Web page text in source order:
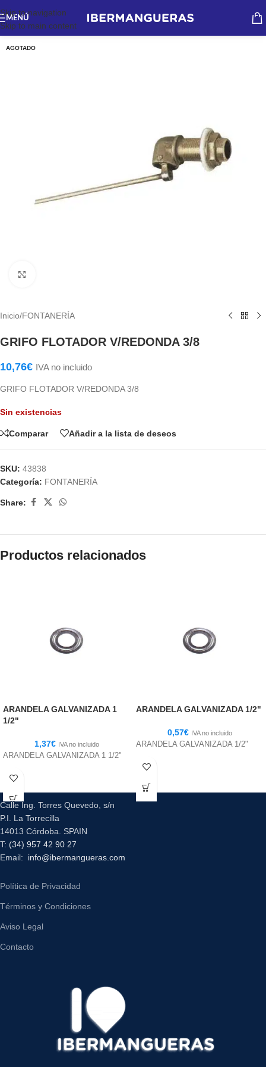
Skip to navigation
Skip to main content
MENÚ
AGOTADO
Inicio/FONTANERÍA
GRIFO FLOTADOR V/REDONDA 3/8
10,76€ IVA no incluido
GRIFO FLOTADOR V/REDONDA 3/8
Sin existencias
Comparar Añadir a la lista de deseos
SKU: 43838
Categoría: FONTANERÍA
Share:
Productos relacionados
ARANDELA GALVANIZADA 1
1/2"
1,37€ IVA no incluido
ARANDELA GALVANIZADA 1 1/2"
ARANDELA GALVANIZADA 1/2"
0,57€ IVA no incluido
ARANDELA GALVANIZADA 1/2"
Calle Ing. Torres Quevedo, s/n
P.I. La Torrecilla
14013 Córdoba. SPAIN
T: (34) 957 42 90 27
Email: info@ibermangueras.com
Política de Privacidad
Términos y Condiciones
Aviso Legal
Contacto